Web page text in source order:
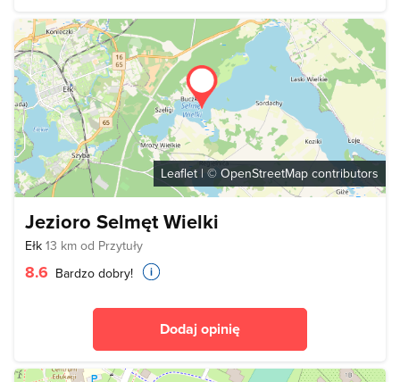
Leaflet| © OpenStreetMap contributors
Jezioro Selmęt Wielki
Ełk 13 km od Przytuły
8.6 Bardzo dobry!
Dodaj opinię